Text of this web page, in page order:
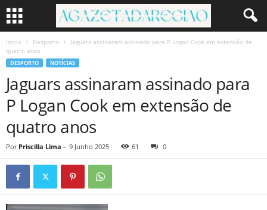
Início Desporto
Jaguars assinaram assinado para P Logan Cook em extensão de
quatro anos
DESPORTO NOTÍCIAS
Jaguars assinaram assinado para
P Logan Cook em extensão de
quatro anos
Por Priscilla Lima - 9 Junho 2025 61 0